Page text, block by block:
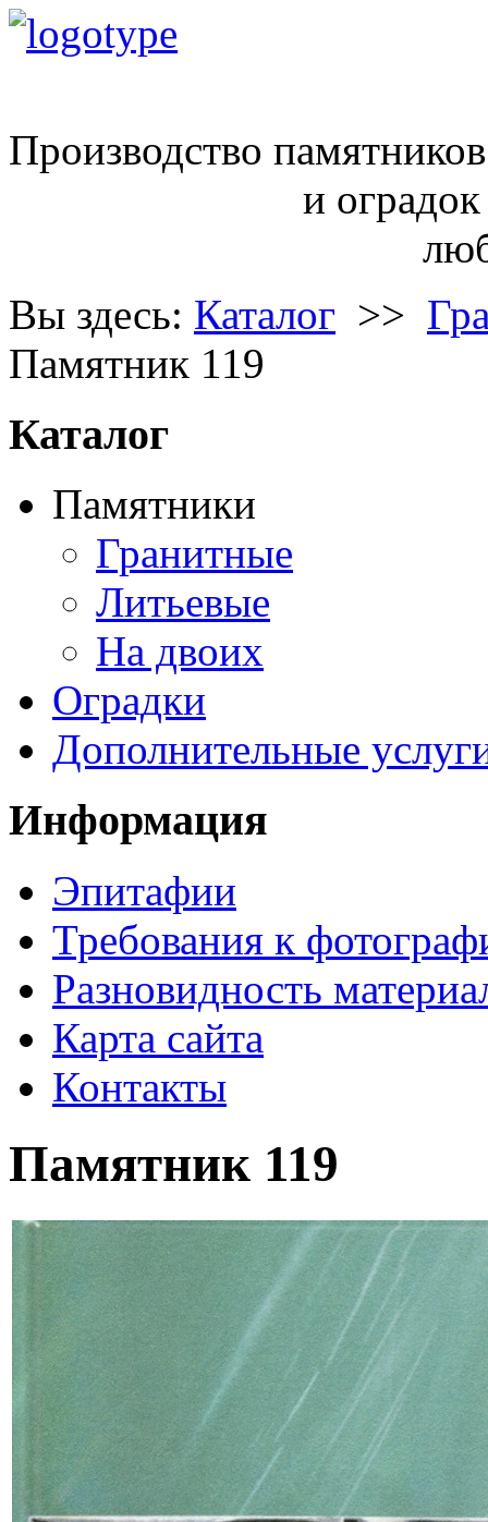
Производство памятников
и оградок
любой
Вы здесь: Каталог >>
Памятник 119
Каталог
Памятники
Гранитные
Литьевые
На двоих
Оградки
Дополнительные
Информация
Эпитафии
Требования к
Разновидность
Карта сайта
Контакты
Памятник 119